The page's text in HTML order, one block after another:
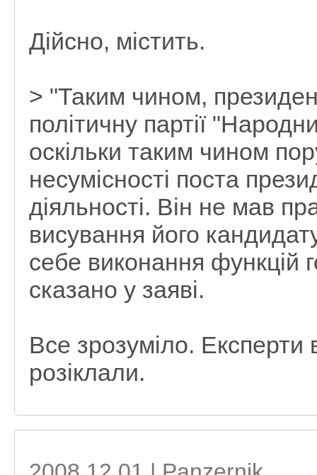
Дійсно, містить.
> "Таким чином,
політичну партії
оскільки таким чином
несумісності поста
діяльності. Він не мав
висування його
себе виконання функцій
сказано у заяві.
Все зрозуміло. Експерти
розіклали.